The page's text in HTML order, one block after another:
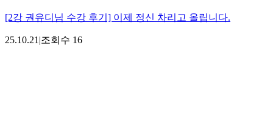
[2강 권유디님 수강 후기] 이제 정신 차리고 올립니다.
25.10.21 |조회수 16